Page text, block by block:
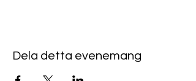
Dela detta evenemang